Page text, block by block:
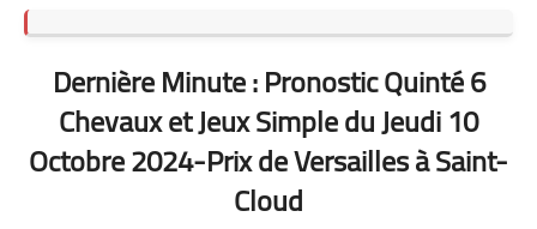
Dernière Minute : Pronostic Quinté 6
Chevaux et Jeux Simple du Jeudi 10
Octobre 2024-Prix de Versailles à Saint-
Cloud